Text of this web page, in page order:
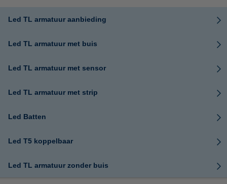
Led TL armatuur aanbieding
Led TL armatuur met buis
Led TL armatuur met sensor
Led TL armatuur met strip
Led Batten
Led T5 koppelbaar
Led TL armatuur zonder buis